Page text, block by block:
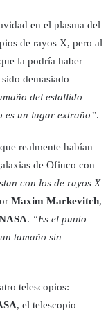
en el plasma del
de rayos X, pero al
la podría haber
demasiado
del estallido –
es un lugar extraño”.
realmente habían
de Ofiuco con
con los de rayos X
Maxim Markevitch,
. “Es el punto
tamaño sin
telescopios:
, el telescopio